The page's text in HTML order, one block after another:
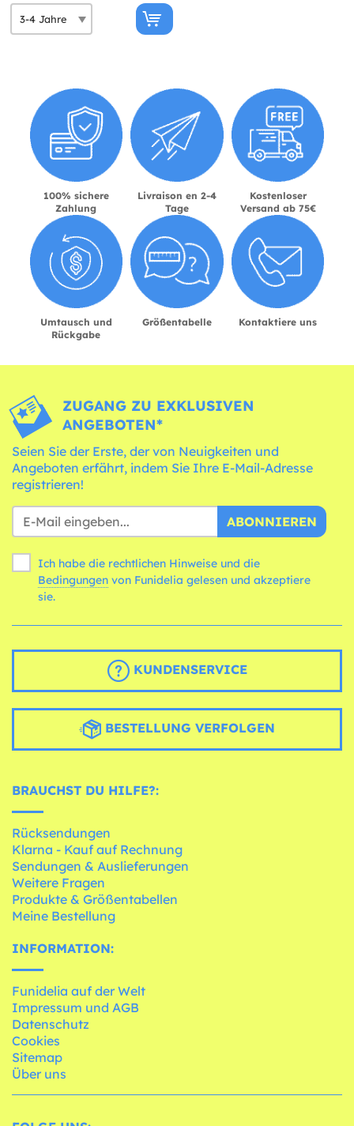
100% sichere
Zahlung
Livraison en 2-4
Tage
Kostenloser
Versand ab 75€
Umtausch und
Rückgabe
Größentabelle Kontaktiere uns
ZUGANG ZU EXKLUSIVEN
ANGEBOTEN*
Seien Sie der Erste, der von Neuigkeiten und
Angeboten erfährt, indem Sie Ihre E-Mail-Adresse
registrieren!
ABONNIEREN
Ich habe die rechtlichen Hinweise und die
Bedingungen
sie.
KUNDENSERVICE
BESTELLUNG VERFOLGEN
BRAUCHST DU HILFE?:
Rücksendungen
Klarna - Kauf auf Rechnung
Sendungen & Auslieferungen
Weitere Fragen
Produkte & Größentabellen
Meine Bestellung
INFORMATION:
Funidelia auf der Welt
Impressum und AGB
Datenschutz
Cookies
Sitemap
Über uns